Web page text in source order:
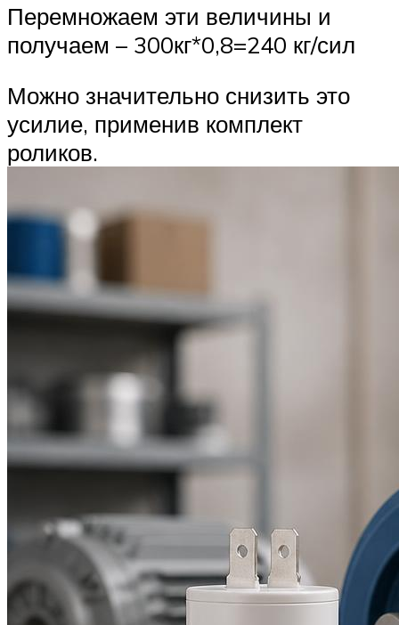
Перемножаем эти величины и
получаем – 300кг*0,8=240 кг/сил
Можно значительно снизить это
усилие, применив комплект
роликов.